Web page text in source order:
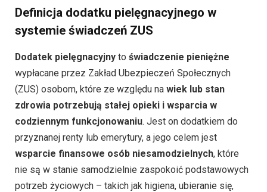
Definicja dodatku pielęgnacyjnego w
systemie świadczeń ZUS
Dodatek pielęgnacyjny to świadczenie pieniężne
wypłacane przez Zakład Ubezpieczeń Społecznych
(ZUS) osobom, które ze względu na wiek lub stan
zdrowia potrzebują stałej opieki i wsparcia w
codziennym funkcjonowaniu. Jest on dodatkiem do
przyznanej renty lub emerytury, a jego celem jest
wsparcie finansowe osób niesamodzielnych, które
nie są w stanie samodzielnie zaspokoić podstawowych
potrzeb życiowych – takich jak higiena, ubieranie się,